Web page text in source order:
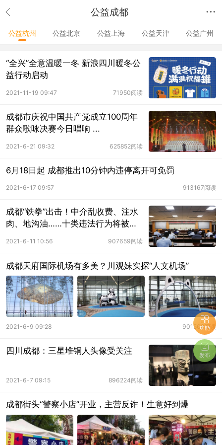
公益成都
公益杭州 公益北京 公益上海 公益天津 公益广州
“全兴”全意温暖一冬 新浪四川暖冬公
益行动启动
71950阅读
2021-11-19 09:47
成都市庆祝中国共产党成立100周年
群众歌咏决赛今日唱响 ...
625852阅读
2021-6-21 09:32
6月18日起 成都推出10分钟内违停离开可免罚
913167阅读
2021-6-17 09:57
成都“铁拳”出击！中介乱收费、注水
肉、地沟油……十类违法行为将被严
907659阅读
2021-6-11 10:56
成都天府国际机场有多美？川观妹实探“人文机场”
901568阅读
2021-6-9 09:28
四川成都：三星堆铜人头像受关注
896224阅读
2021-6-7 09:15
成都街头“警察小店”开业，主营反诈！生意好到爆
功能
发布